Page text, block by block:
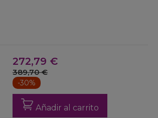
272,79 €
389,70 €
-30%
Añadir al carrito